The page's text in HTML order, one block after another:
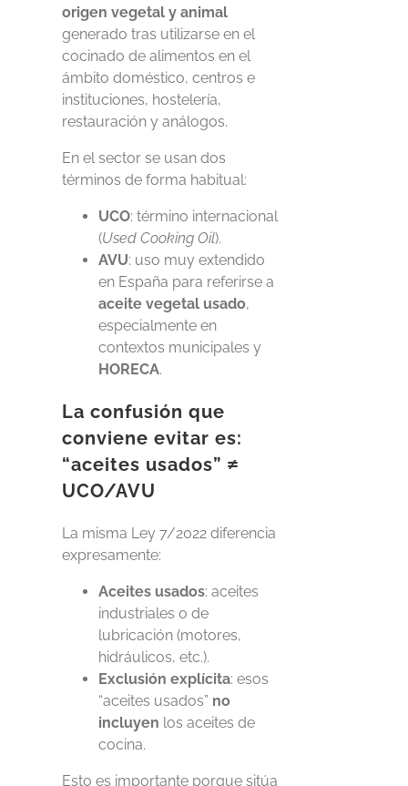
origen vegetal y animal
generado tras utilizarse en el
cocinado de alimentos en el
ámbito doméstico, centros e
instituciones, hostelería,
restauración y análogos.
En el sector se usan dos
términos de forma habitual:
UCO: término internacional
(Used Cooking Oil).
AVU: uso muy extendido
en España para referirse a
aceite vegetal usado,
especialmente en
contextos municipales y
HORECA.
La confusión que
conviene evitar es:
“aceites usados” ≠
UCO/AVU
La misma Ley 7/2022 diferencia
expresamente:
Aceites usados: aceites
industriales o de
lubricación (motores,
hidráulicos, etc.).
Exclusión explícita: esos
“aceites usados” no
incluyen los aceites de
cocina.
Esto es importante porque sitúa